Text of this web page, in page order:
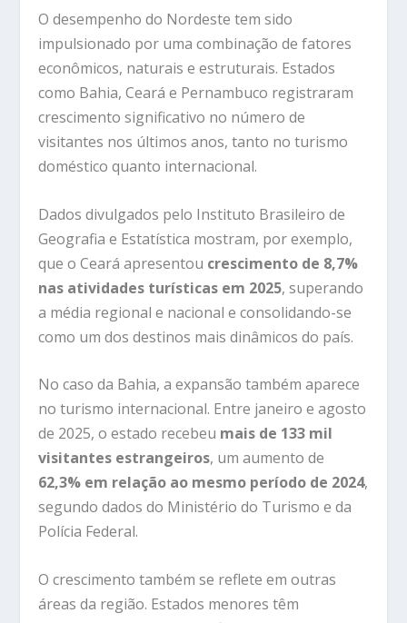
Odesempenhodo Nordestetemsido
impulsionado por umacombinaçãodefatores
econômicos, naturaiseestruturais. Estados
como Bahia,Cearáe Pernambuco registraram
crescimentosignificativo no númerode
visitantes nos últimosanos,tanto noturismo
domésticoquanto internacional.
Dadosdivulgados pelo Instituto Brasileiro de
Geografia e Estatística mostram, porexemplo,
queoCearáapresentou crescimento de 8,7%
nas atividades turísticas em 2025,superando
a média regionale nacionaleconsolidando-se
como umdosdestinos maisdinâmicosdo país.
Nocasoda Bahia,aexpansãotambémaparece
noturismo internacional. Entre janeiroeagosto
de 2025,oestado recebeu mais de 133 mil
visitantes estrangeiros, umaumentode
62,3% em relação ao mesmo período de 2024,
segundodadosdo Ministériodo Turismoeda
Polícia Federal.
Ocrescimentotambémse refleteemoutras
áreasda região. Estados menorestêm